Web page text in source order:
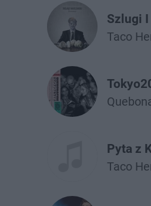
Szlugi
Taco
Pyta z
Taco